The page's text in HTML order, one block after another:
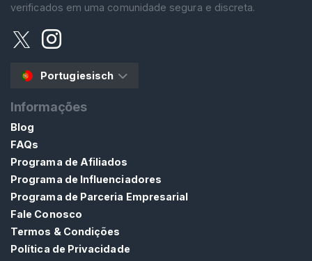
verificados em uma comunidade segura e discreta.
Portugiesisch
Informações
Blog
FAQs
Programa de Afiliados
Programa de Influenciadores
Programa de Parceria Empresarial
Fale Conosco
Termos & Condições
Política de Privacidade